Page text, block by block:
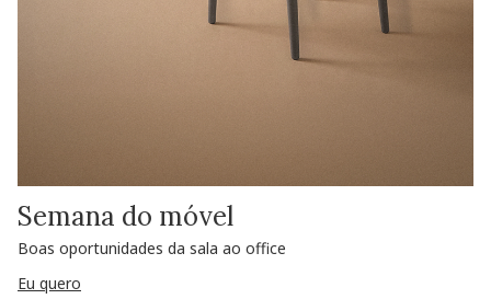
Semana do móvel
Boas oportunidades da sala ao office
Eu quero